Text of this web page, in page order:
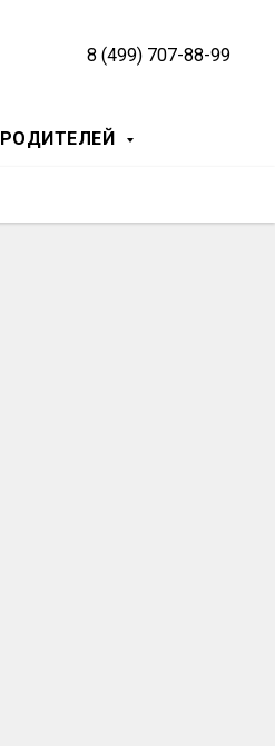
8 (499) 707-88-99